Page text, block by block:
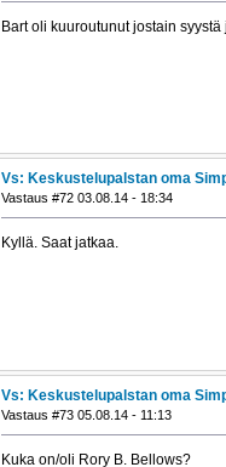
Bart oli kuuroutunut jostain
Vs: Keskustelupalstan oma
Vastaus #72 03.08.14 - 18:34
Kyllä. Saat jatkaa.
Vs: Keskustelupalstan oma
Vastaus #73 05.08.14 - 11:13
Kuka on/oli Rory B. Bellows?